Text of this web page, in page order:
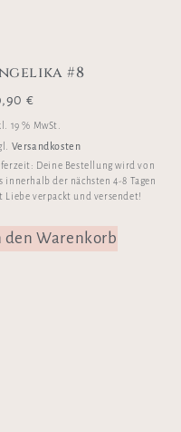
#8
€
19 % MwSt.
Versandkosten
Deine Bestellung wird von
innerhalb der nächsten 4-8 Tagen
Liebe verpackt und versendet!
den Warenkorb